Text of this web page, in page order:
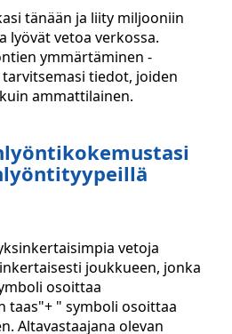
tänään ja liity miljooniin
lyövät vetoa verkossa.
ymmärtäminen -
tiedot, joiden
ammattilainen.
vetoja
joukkueen, jonka
osoittaa
taas"+ " symboli osoittaa
Altavastaajana olevan